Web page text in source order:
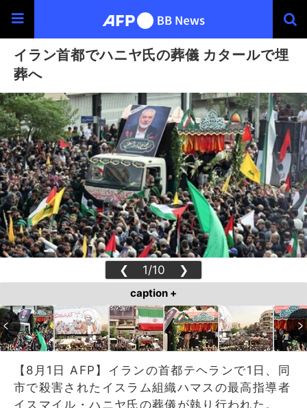
イラン首都でハニヤ氏の葬儀 カタールで埋
葬へ
❮ 1/10 ❯
caption +
【8月1日 AFP】イランの首都テヘランで1日、同
市で殺害されたイスラム組織ハマスの最高指導者
イスマイル・ハニヤ氏の葬儀が執り行われた。